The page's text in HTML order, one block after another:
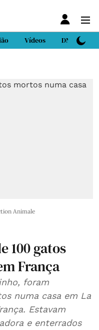
Vídeos DN Sport
Animale
100 gatos
França
foram
numa casa em La
Estavam
e enterrados